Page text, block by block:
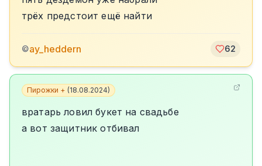
трёх предстоит ещё найти
©ay_heddern 62
Пирожки + (18.08.2024)
вратарь ловил букет на свадьбе
а вот защитник отбивал